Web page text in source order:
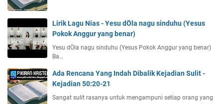
Lirik Lagu Nias - Yesu dÖla nagu sinduhu (Yesus
Pokok Anggur yang benar)
Yesu dÖla nagu sinduhu (Yesus Pokok Anggur yang benar)
Ba…
Ada Rencana Yang Indah Dibalik Kejadian Sulit -
Kejadian 50:20-21
Sangat sulit rasanya untuk mengampuni setiap orang yang